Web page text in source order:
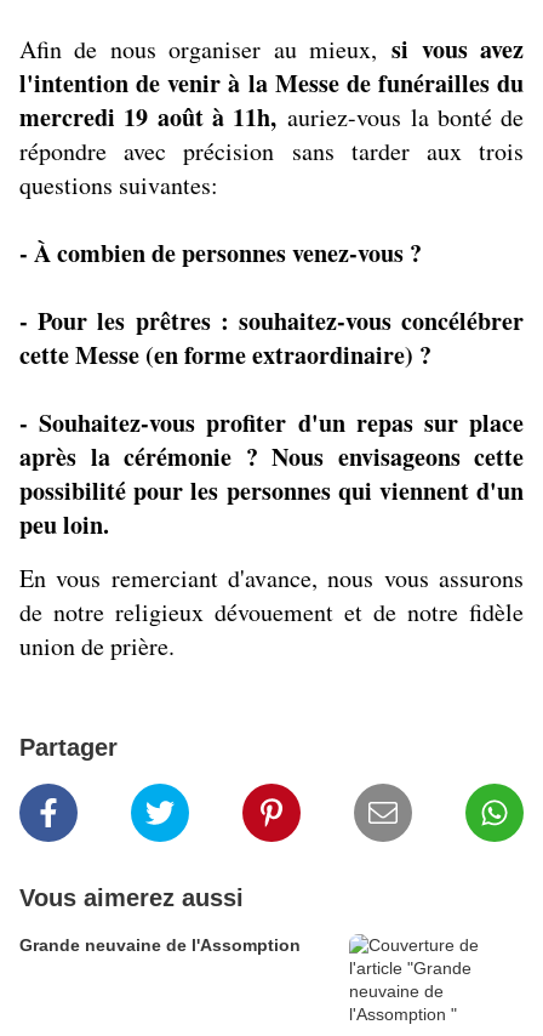
Afin de nous organiser au mieux,si vous avez
l'intention de venir à la Messe de funérailles du
mercredi 19 août à 11h, auriez-vous la bonté de
répondre avec précision sans tarder aux trois
questions suivantes:
- À combien de personnes venez-vous ?
- Pour les prêtres : souhaitez-vous concélébrer
cette Messe (en forme extraordinaire) ?
- Souhaitez-vous profiter d'un repas sur place
après la cérémonie ? Nous envisageons cette
possibilité pour les personnes qui viennent d'un
peu loin.
En vous remerciant d'avance, nous vous assurons
de notre religieux dévouement et de notre fidèle
union de prière.
Partager
Vous aimerez aussi
Grande neuvaine de l'Assomption